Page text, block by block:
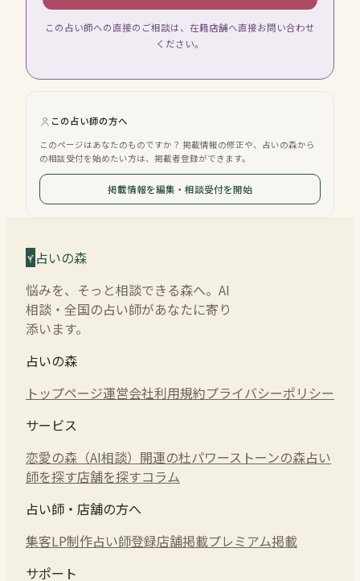
この占い師への直接のご相談は、在籍店舗へ直接お問い合わせ
ください。
この占い師の方へ
このページはあなたのものですか？ 掲載情報の修正や、占いの森から
の相談受付を始めたい方は、掲載者登録ができます。
掲載情報を編集・相談受付を開始
占いの森
悩みを、そっと相談できる森へ。AI
相談・全国の占い師があなたに寄り
添います。
占いの森
トップページ運営会社利用規約プライバシーポリシー
サービス
恋愛の森（AI相談） 開運の杜パワーストーンの森占い
師を探す店舗を探すコラム
占い師・店舗の方へ
集客LP制作占い師登録店舗掲載プレミアム掲載
サポート